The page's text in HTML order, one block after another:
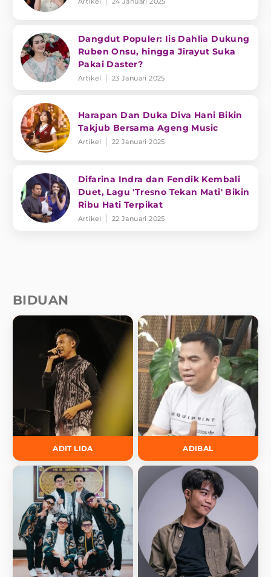
Dangdut Populer: Iis Dahlia Dukung
Ruben Onsu, hingga Jirayut Suka
Pakai Daster?
Artikel 23 Januari 2025
Harapan Dan Duka Diva Hani Bikin
Takjub Bersama Ageng Music
Artikel 22 Januari 2025
Difarina Indra dan Fendik Kembali
Duet, Lagu 'Tresno Tekan Mati' Bikin
Ribu Hati Terpikat
Artikel 22 Januari 2025
BIDUAN
ADIT LIDA ADIBAL